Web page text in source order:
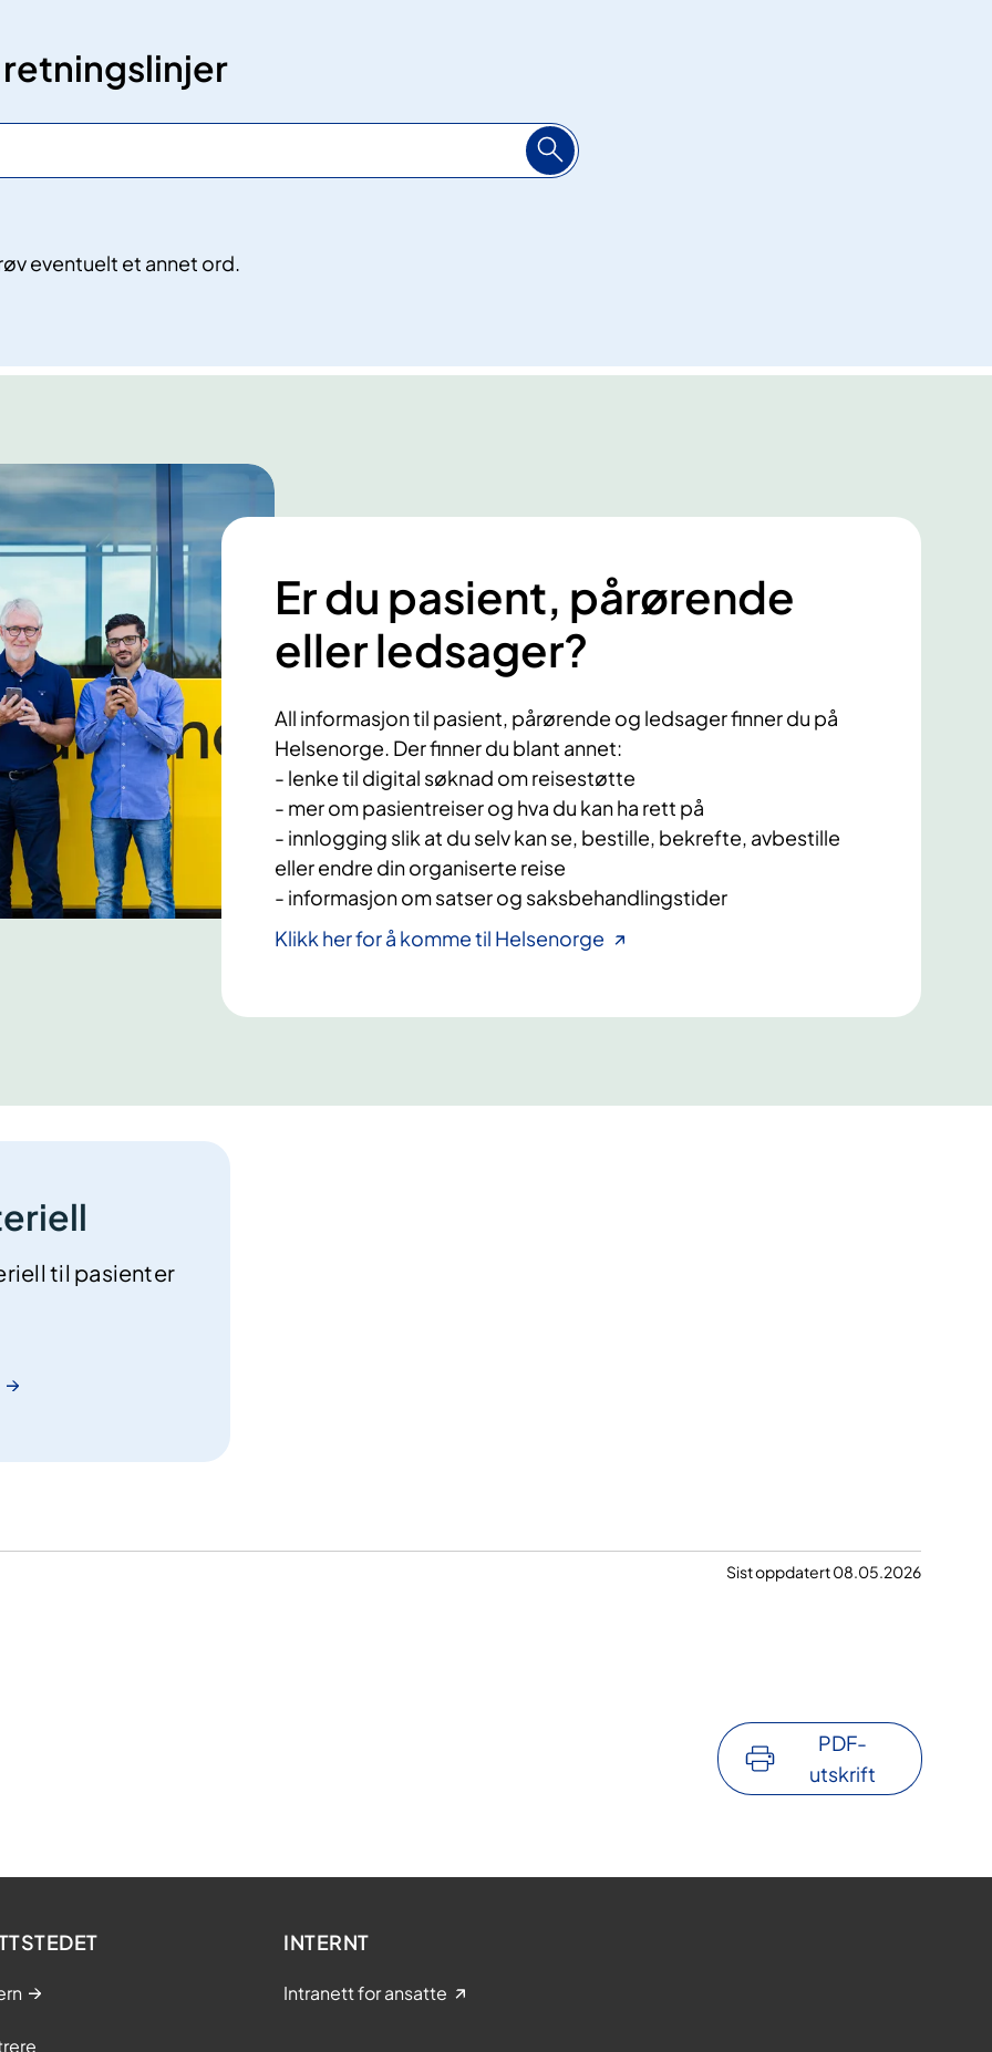
eventuelt et annet ord.
Er du pasient, pårørende
eller ledsager?
All informasjon til pasient, pårørende og ledsager finner du på
Helsenorge. Der finner du blant annet:
- lenke til digital søknad om reisestøtte
- mer om pasientreiser og hva du kan ha rett på
- innlogging slik at du selv kan se, bestille, bekrefte, avbestille
eller endre din organiserte reise
- informasjon om satser og saksbehandlingstider
Klikk her for å komme til Helsenorge
til pasienter
Sist oppdatert 08.05.2026
PDF-
utskrift
INTERNT
Intranett for ansatte